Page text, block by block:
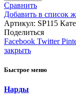
Сравнить
Добавить в список
Артикул: SP115
Поделиться
Facebook Twitter
закрыть
Быстрое меню
Нарды